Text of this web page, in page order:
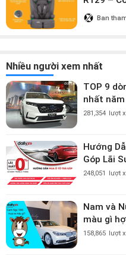
triệu?
Ban
Nhiều người xem nhất
TOP 9
nhất
281,354 lượt
Hướng
Góp Lãi
248,051 lượt
Nam và
màu gì
158,865 lượt